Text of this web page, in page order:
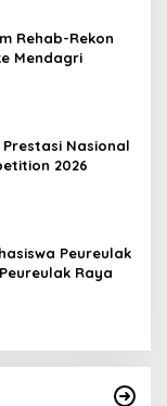
Rehab-Rekon
Mendagri
Prestasi Nasional
2026
Peureulak
Raya